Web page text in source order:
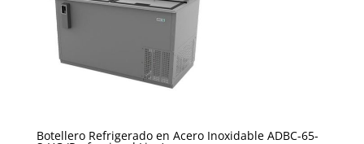
Botellero Refrigerado en Acero Inoxidable ADBC-65-